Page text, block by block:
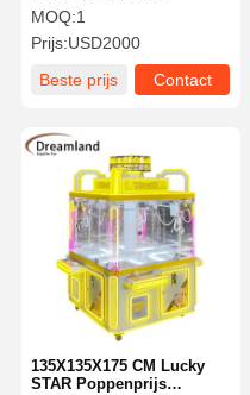
Thuis Producten
Feestmachine 4 Spelers
Midden Eiland Klauw
Machine voor
Muntgevoede Arcade
Spelcentra
MOQ:1
Prijs:USD2000
Beste prijs
Contact
135X135X175 CM Lucky
STAR Poppenprijs